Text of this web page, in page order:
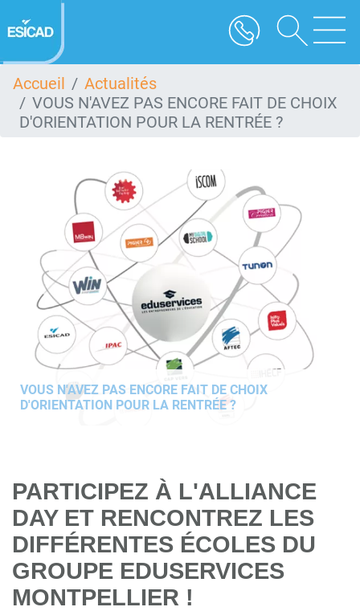
au
contenu
Accueil
Actualités
VOUS N'AVEZ PAS ENCORE FAIT DE CHOIX
D'ORIENTATION POUR LA RENTRÉE ?
VOUS N'AVEZ PAS ENCORE FAIT DE CHOIX
D'ORIENTATION POUR LA RENTRÉE ?
PARTICIPEZ À L'ALLIANCE
DAY ET RENCONTREZ LES
DIFFÉRENTES ÉCOLES DU
GROUPE EDUSERVICES
MONTPELLIER !